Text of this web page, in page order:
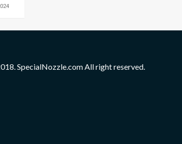
SpecialNozzle.com All right reserved.